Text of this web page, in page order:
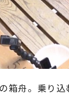
箱舟。乗り